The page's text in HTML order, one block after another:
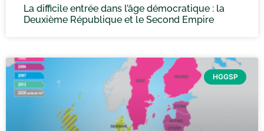
La difficile entrée dans l’âge démocratique : la
Deuxième République et le Second Empire
HGGSP